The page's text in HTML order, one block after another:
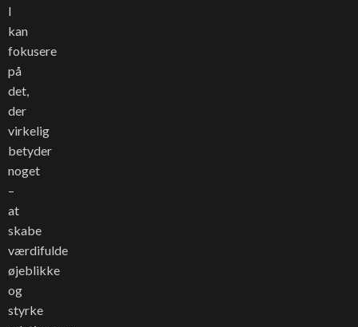
I
kan
fokusere
på
det,
der
virkelig
betyder
noget
–
at
skabe
værdifulde
øjeblikke
og
styrke